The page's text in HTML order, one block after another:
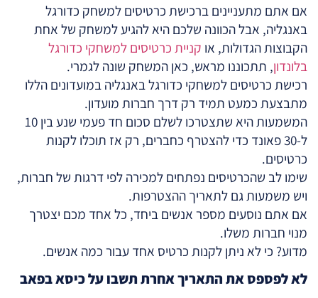
אם אתם מתעניינים ברכישת כרטיסים למשחק כדורגל
באנגליה, אבל הכוונה שלכם היא להגיע למשחק של אחת
הקבוצות הגדולות, או קניית כרטיסים למשחקי כדורגל
בלונדון, תתכוננו מראש, כאן המשחק שונה לגמרי.
רכישת כרטיסים למשחקי כדורגל באנגליה במועדונים הללו
מתבצעת כמעט תמיד רק דרך חברות מועדון.
המשמעות היא שתצטרכו לשלם סכום חד פעמי שנע בין 10
ל-30 פאונד כדי להצטרף כחברים, רק אז תוכלו לקנות
כרטיסים.
שימו לב שהכרטיסים נפתחים למכירה לפי דרגות של חברות,
ויש משמעות גם לתאריך ההצטרפות.
אם אתם נוסעים מספר אנשים ביחד, כל אחד מכם יצטרך
מנוי חברות משלו.
מדוע? כי לא ניתן לקנות כרטיס אחד עבור כמה אנשים.
לא לפספס את התאריך אחרת תשבו על כיסא בפאב